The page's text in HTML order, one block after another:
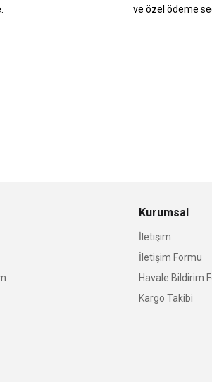
ve özel ödeme
Kurumsal
İletişim
İletişim Formu
Havale Bildirim
Kargo Takibi